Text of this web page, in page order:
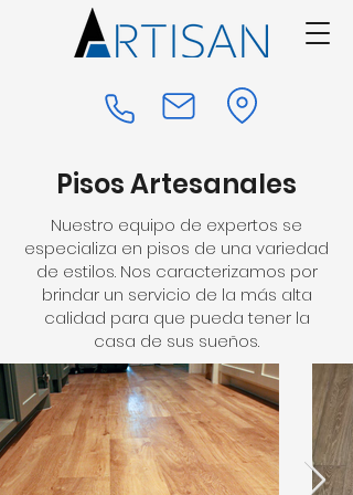
Pisos Artesanales
Nuestro equipo de expertos se
especializa en pisos de una variedad
de estilos. Nos caracterizamos por
brindar un servicio de la más alta
calidad para que pueda tener la
casa de sus sueños.